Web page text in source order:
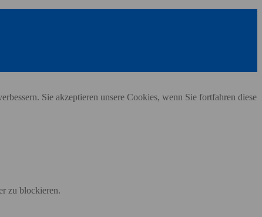
Sie akzeptieren unsere Cookies, wenn Sie fortfahren diese
zu blockieren.